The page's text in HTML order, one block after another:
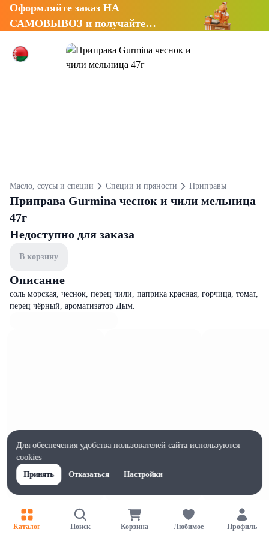
Оформляйте заказ НА
САМОВЫВОЗ и получайте
Масло, соусы и специи Специи и пряности Приправы
Приправа Gurmina чеснок и чили мельница
47г
Недоступно для заказа
В корзину
Описание
соль морская, чеснок, перец чили, паприка красная, горчица, томат,
перец чёрный, ароматизатор Дым.
Характеристики
Ширина, мм
Каталог Поиск Корзина Любимое Профиль
Для обеспечения удобства пользователей сайта используются
cookies
Принять
Отказаться Настройки